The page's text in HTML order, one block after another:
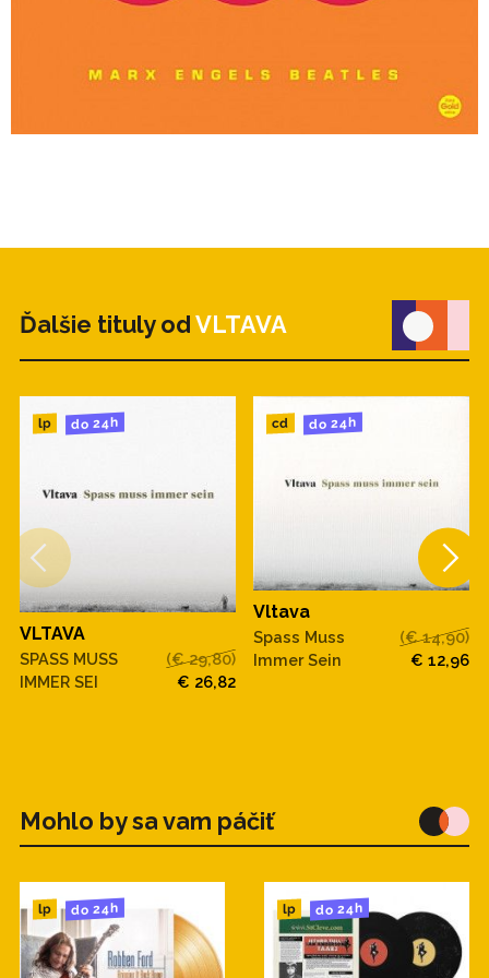
Ďalšie tituly od VLTAVA
lp do 24h
VLTAVA
SPASS MUSS
IMMER SEI
(€ 29,80)
€ 26,82
cd do 24h
Vltava
Spass Muss
Immer Sein
(€ 14,90)
€ 12,96
Mohlo by sa vam páčiť
lp do 24h lp do 24h